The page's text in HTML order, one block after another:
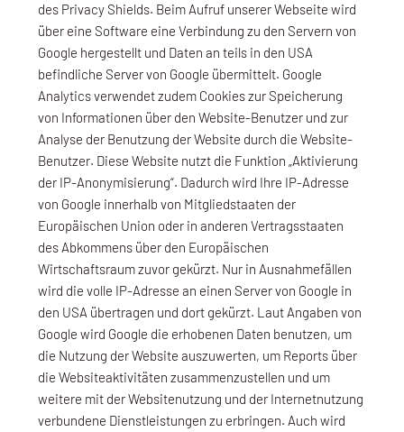
des Privacy Shields. Beim Aufruf unserer Webseite wird
über eine Software eine Verbindung zu den Servern von
Google hergestellt und Daten an teils in den USA
befindliche Server von Google übermittelt. Google
Analytics verwendet zudem Cookies zur Speicherung
von Informationen über den Website-Benutzer und zur
Analyse der Benutzung der Website durch die Website-
Benutzer. Diese Website nutzt die Funktion „Aktivierung
der IP-Anonymisierung“. Dadurch wird Ihre IP-Adresse
von Google innerhalb von Mitgliedstaaten der
Europäischen Union oder in anderen Vertragsstaaten
des Abkommens über den Europäischen
Wirtschaftsraum zuvor gekürzt. Nur in Ausnahmefällen
wird die volle IP-Adresse an einen Server von Google in
den USA übertragen und dort gekürzt. Laut Angaben von
Google wird Google die erhobenen Daten benutzen, um
die Nutzung der Website auszuwerten, um Reports über
die Websiteaktivitäten zusammenzustellen und um
weitere mit der Websitenutzung und der Internetnutzung
verbundene Dienstleistungen zu erbringen. Auch wird